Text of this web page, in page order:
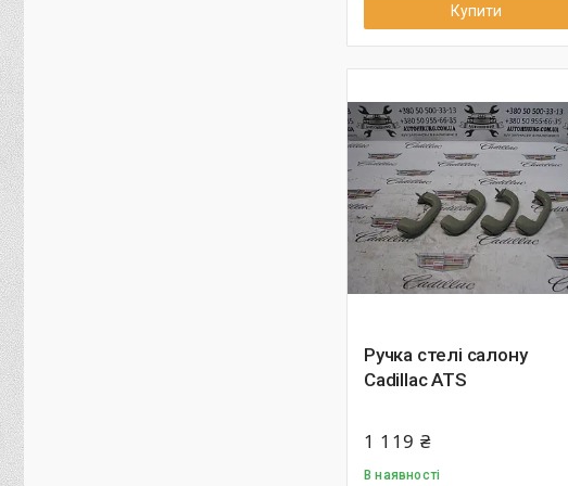
Купити
Ручка стелі салону
Cadillac ATS
1 119 ₴
В наявності